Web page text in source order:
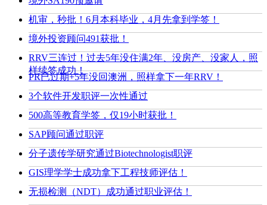
机审，秒批！6月本科毕业，4月先拿到学签！
境外投资顾问491获批！
RRV三连过！过去5年没住满2年、没房产、没家人，照
样续签成功！
PR已过期+5年没回澳洲，照样拿下一年RRV！
3个软件开发职评一次性通过
500高等教育学签，仅19小时获批！
SAP顾问通过职评
分子遗传学研究通过Biotechnologist职评
GIS理学学士成功拿下工程技师评估！
无损检测（NDT）成功通过职业评估！